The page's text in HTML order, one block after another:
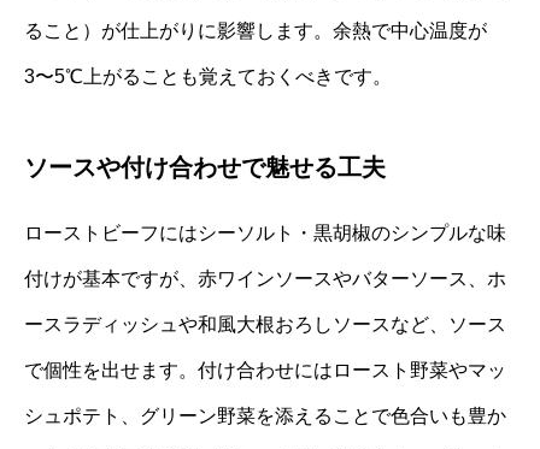
ること）が仕上がりに影響します。余熱で中心温度が
3〜5℃上がることも覚えておくべきです。
ソースや付け合わせで魅せる工夫
ローストビーフにはシーソルト・黒胡椒のシンプルな味
付けが基本ですが、赤ワインソースやバターソース、ホ
ースラディッシュや和風大根おろしソースなど、ソース
で個性を出せます。付け合わせにはロースト野菜やマッ
シュポテト、グリーン野菜を添えることで色合いも豊か